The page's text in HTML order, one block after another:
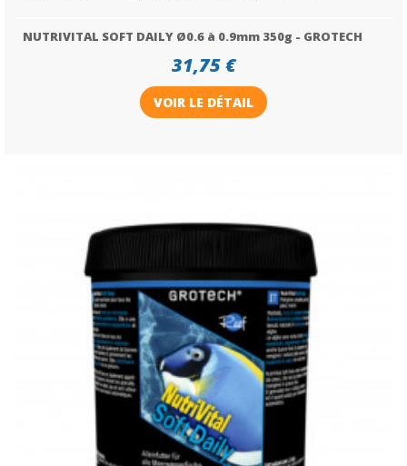
NUTRIVITAL SOFT DAILY Ø0.6 à 0.9mm 350g - GROTECH
31,75 €
VOIR LE DÉTAIL